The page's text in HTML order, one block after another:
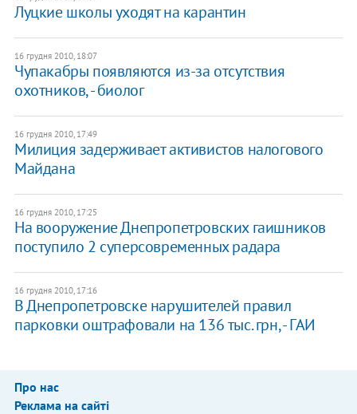
Луцкие школы уходят на карантин
16 грудня 2010, 18:07
Чупакабры появляются из-за отсутствия
охотников, - биолог
16 грудня 2010, 17:49
Милиция задерживает активистов налогового
Майдана
16 грудня 2010, 17:25
На вооружение Днепропетровских гаишников
поступило 2 суперсовременных радара
16 грудня 2010, 17:16
В Днепропетровске нарушителей правил
парковки оштрафовали на 136 тыс. грн, - ГАИ
Про нас
Реклама на сайті